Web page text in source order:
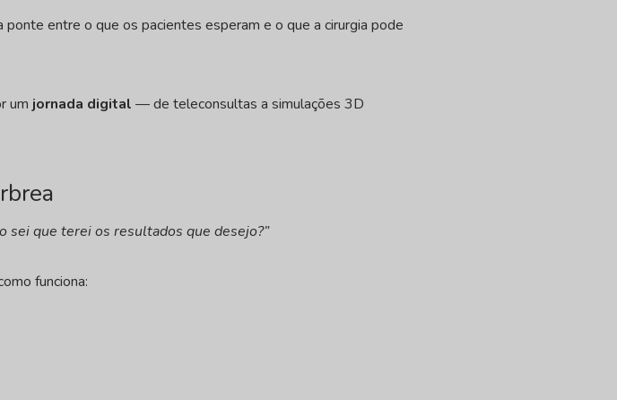
entre o que os pacientes esperam e o que a cirurgia pode
um jornada digital — de teleconsultas a simulações 3D
sei que terei os resultados que desejo?”
funciona: